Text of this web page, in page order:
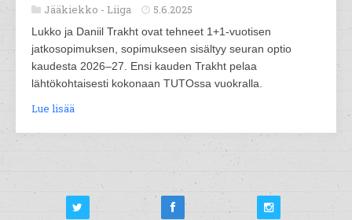
Jääkiekko - Liiga 5.6.2025
Lukko ja Daniil Trakht ovat tehneet 1+1-vuotisen
jatkosopimuksen, sopimukseen sisältyy seuran optio
kaudesta 2026–27. Ensi kauden Trakht pelaa
lähtökohtaisesti kokonaan TUTOssa vuokralla.
Lue lisää